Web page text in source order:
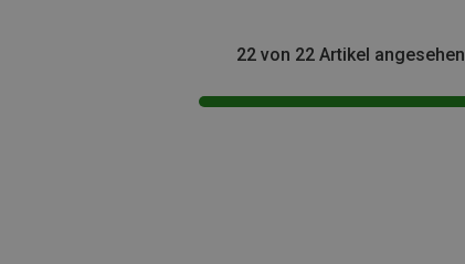
22 von 22 Artikel angesehen